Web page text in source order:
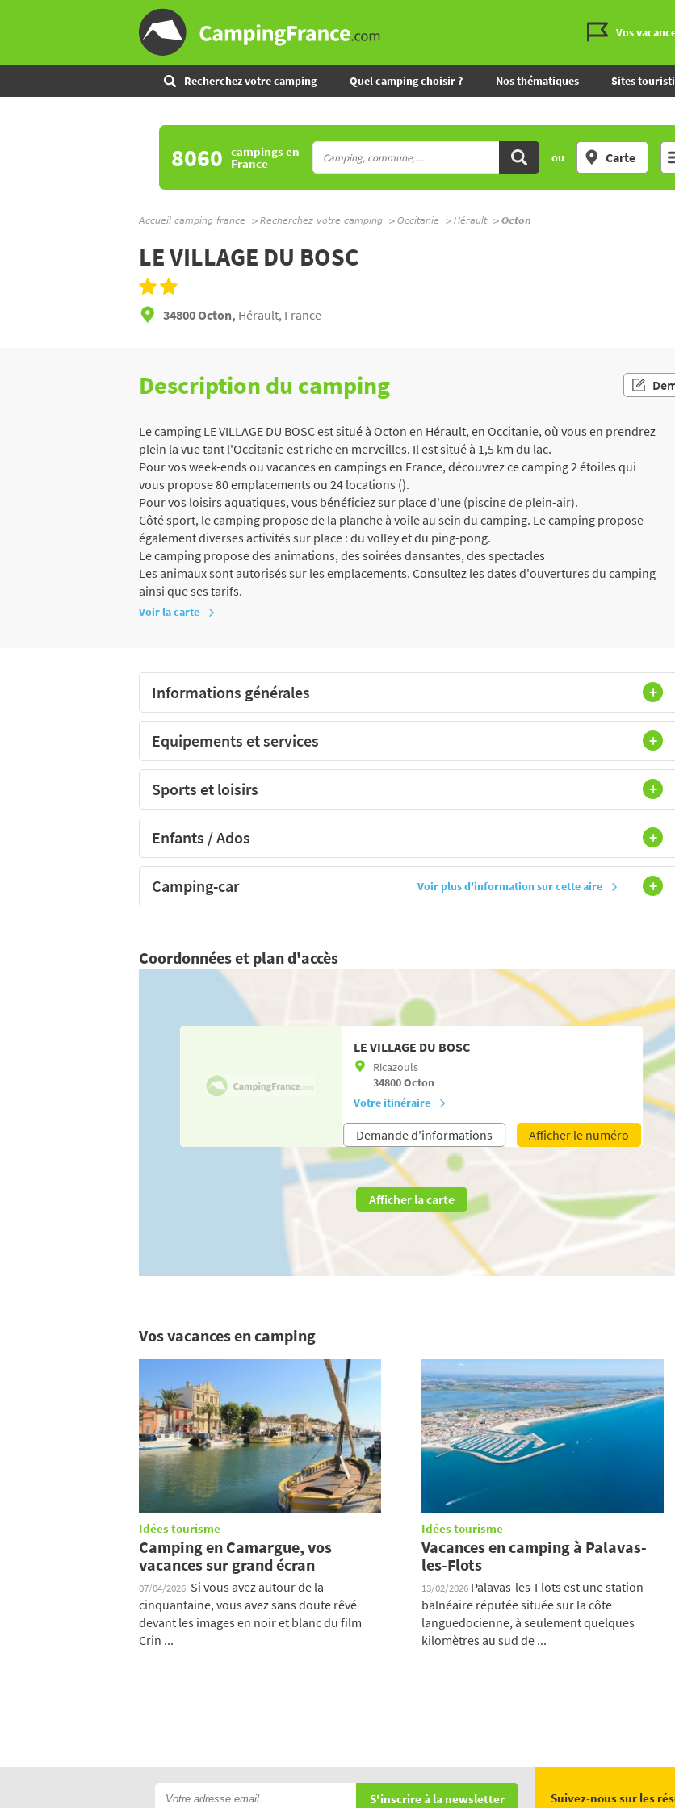
Vos
Recherchez votre camping Quel camping choisir ? Nos thématiques Sites
8060 campingsen
France ou Carte
Accueil camping france Recherchez votre camping Occitanie Hérault Octon
LE VILLAGE DU BOSC
34800 Octon, Hérault, France
Description du camping
Le camping LE VILLAGE DU BOSC est situé à Octon en Hérault, en Occitanie, où vous en prendrez
plein la vue tant l'Occitanie est riche en merveilles. Il est situé à 1,5 km du lac.
Pour vos week-ends ou vacances en campings en France, découvrez ce camping 2 étoiles qui
vous propose 80 emplacements ou 24 locations ().
Pour vos loisirs aquatiques, vous bénéficiez sur place d'une (piscine de plein-air).
Côté sport, le camping propose de la planche à voile au sein du camping. Le camping propose
également diverses activités sur place : du volley et du ping-pong.
Le camping propose des animations, des soirées dansantes, des spectacles
Les animaux sont autorisés sur les emplacements. Consultez les dates d'ouvertures du camping
ainsi que ses tarifs.
Voir la carte
Informations générales
Equipements et services
Sports et loisirs
Enfants / Ados
Camping-car Voir plus d'information sur cette aire
Coordonnées et plan d'accès
LE VILLAGE DU BOSC
Ricazouls
34800Octon
Votre itinéraire
Demande d'informations Afficher le numéro
Afficher la carte
Vos vacances en camping
Idées tourisme
Camping en Camargue, vos
vacances sur grand écran
07/04/2026 Si vous avez autour de la
cinquantaine, vous avez sans doute rêvé
devant les images en noir et blanc du film
Crin ...
Idées tourisme
Vacances en camping à Palavas-
les-Flots
13/02/2026 Palavas-les-Flots est une station
balnéaire réputée située sur la côte
languedocienne, à seulement quelques
kilomètres au sud de ...
S'inscrire à la newsletter Suivez-nous sur les